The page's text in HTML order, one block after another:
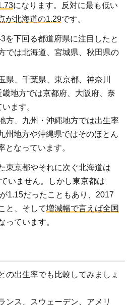
になります。反対に最も低い
が北海道の1.29です。
を下回る都道府県に注目したと
では北海道、宮城県、秋田県の
県、千葉県、東京都、神奈川
地方では京都府、大阪府、奈
ます。
方、九州・沖縄地方では出生率
州地方や沖縄県ではそのほとん
となっています。
東京都やそれに次ぐ北海道は
いません。しかし東京都は
1.15だったこともあり、2017
と、そして増減幅で言えば全国
っています。
の出生率でも比較してみましょ
ンス、スウェーデン、アメリ